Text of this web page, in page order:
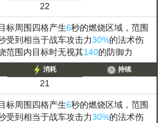
22
标周围四格产生6秒的燃烧区域，范围
受到相当于战车攻击力30%的法术伤
范围内目标时无视其140的防御力
消耗
21
持续
标周围四格产生6秒的燃烧区域，范围
受到相当于战车攻击力30%的法术伤